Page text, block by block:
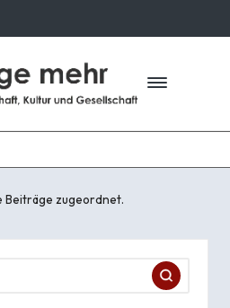
Beiträge zugeordnet.